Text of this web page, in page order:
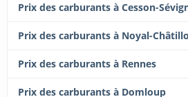
Prix des carburants à Cesson-
Prix des carburants à Noyal-
Prix des carburants à Rennes
Prix des carburants à Domloup